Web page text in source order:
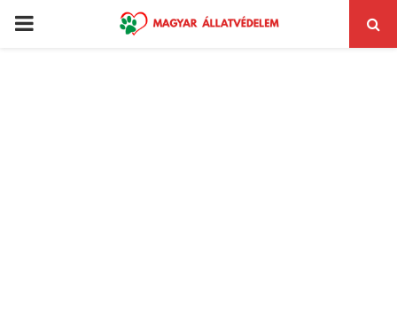
PRIMARY